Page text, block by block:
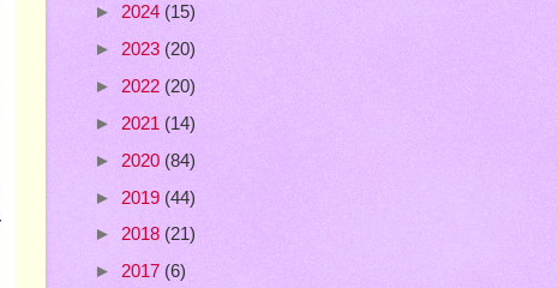
► 2024 (15)
► 2023 (20)
► 2022 (20)
► 2021 (14)
► 2020 (84)
► 2019 (44)
► 2018 (21)
► 2017 (6)